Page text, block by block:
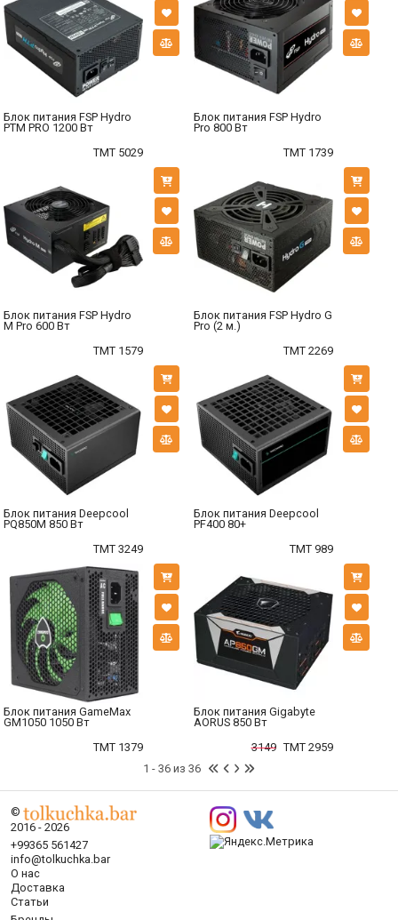
Блок питания FSP Hydro
PTM PRO 1200 Вт
TMT 5029
Блок питания FSP Hydro
Pro 800 Вт
TMT 1739
Блок питания FSP Hydro
M Pro 600 Вт
TMT 1579
Блок питания FSP Hydro G
Pro (2 м.)
TMT 2269
Блок питания Deepcool
PQ850M 850 Вт
TMT 3249
Блок питания Deepcool
PF400 80+
TMT 989
Блок питания GameMax
GM1050 1050 Вт
TMT 1379
Блок питания Gigabyte
AORUS 850 Вт
3149 TMT 2959
1 - 36 из 36
©
2016 - 2026
+99365 561427
info@tolkuchka.bar
О нас
Доставка
Статьи